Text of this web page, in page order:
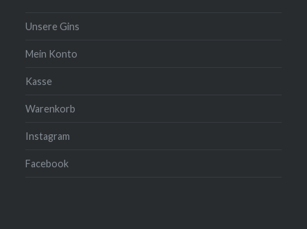
Unsere Gins
Mein Konto
Kasse
Warenkorb
Instagram
Facebook